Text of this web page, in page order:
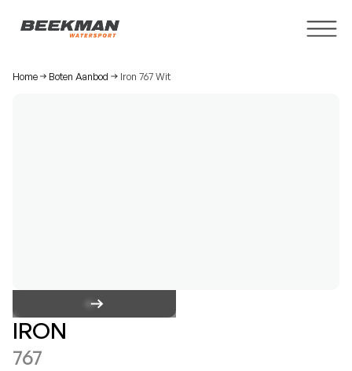
Home Boten Aanbod Iron 767 Wit
IRON
767